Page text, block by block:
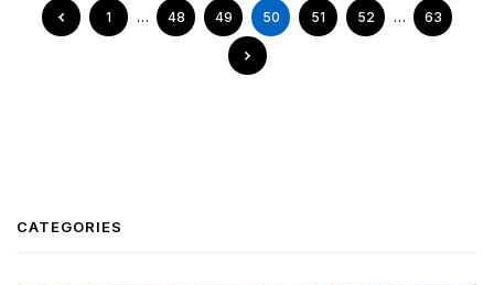
1 … 48 49 50 51 52 … 63
CATEGORIES